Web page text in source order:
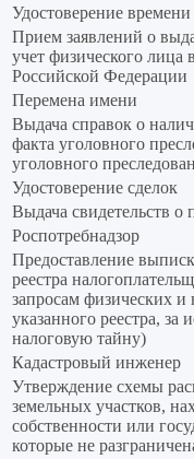
Удостоверение
Прием заявлений о
учет физического лица
Российской Федерации
Перемена имени
Выдача справок о
факта уголовного
уголовного
Удостоверение сделок
Выдача свидетельств о
Роспотребнадзор
Предоставление
реестра
запросам физических
указанного реестра,
налоговую тайну)
Кадастровый инженер
Утверждение схемы
земельных участков,
собственности или
которые не